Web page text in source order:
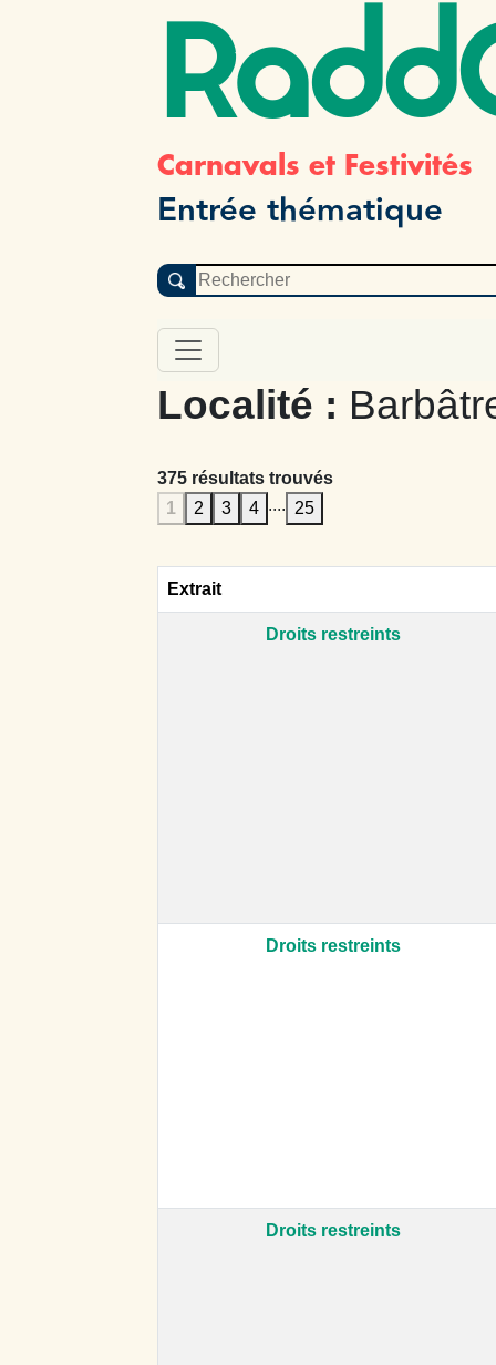
Carnavals et Festivités
Entrée thématique
Localité :
375 résultats trouvés
1
2 3 4 .... 25
Extrait
Droits restreints
Droits restreints
Droits restreints